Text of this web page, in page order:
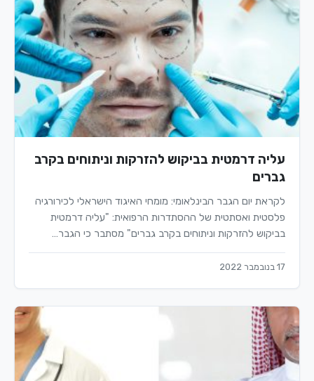
עליה דרמטית בביקוש להזרקות וניתוחים בקרב
גברים
לקראת יום הגבר הבינלאומי: מומחי האיגוד הישראלי לכירורגיה
פלסטית ואסתטית של ההסתדרות הרפואית: "עליה דרמטית
בביקוש להזרקות וניתוחים בקרב גברים" מסתבר כי הגבר…
17 בנובמבר 2022